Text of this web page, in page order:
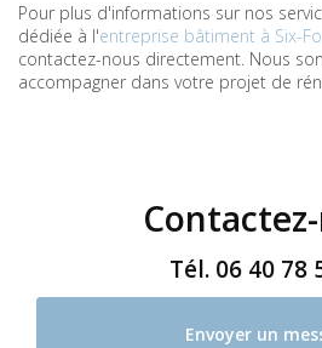
Pour plus d'informations sur nos
dédiée à l'entreprise bâtiment à Six-
contactez-nous directement. Nous
accompagner dans votre projet de
Tél. 06 40 78
Envoyer un